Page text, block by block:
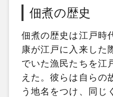
佃煮の歴史
佃煮の歴史は江戸時
康が江戸に入来した
でいた漁民たちを江
えた。彼らは自らの
う地名をつけ、同じ